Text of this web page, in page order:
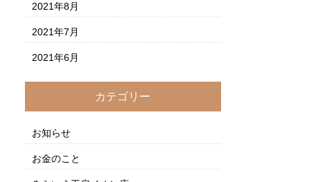
2021年8月
2021年7月
2021年6月
カテゴリー
お知らせ
お金のこと